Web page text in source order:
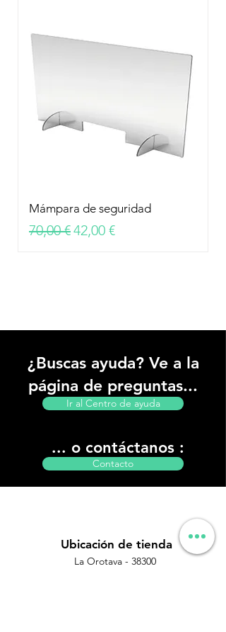
Mámpara de seguridad
Precio
70,00 €Precio de oferta
42,00 €
¿Buscas ayuda? Ve a la
página de preguntas...
Ir al Centro de ayuda
... o contáctanos :
Contacto
Ubicación de tienda
La Orotava - 38300